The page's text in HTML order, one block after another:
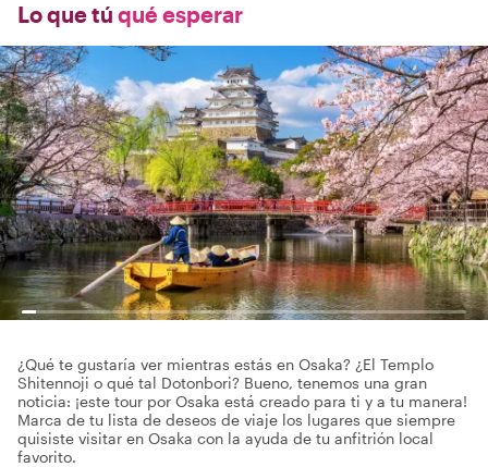
Lo que tú qué esperar
¿Qué te gustaría ver mientras estás en Osaka? ¿El Templo
Shitennoji o qué tal Dotonbori? Bueno, tenemos una gran
noticia: ¡este tour por Osaka está creado para ti y a tu manera!
Marca de tu lista de deseos de viaje los lugares que siempre
quisiste visitar en Osaka con la ayuda de tu anfitrión local
favorito.